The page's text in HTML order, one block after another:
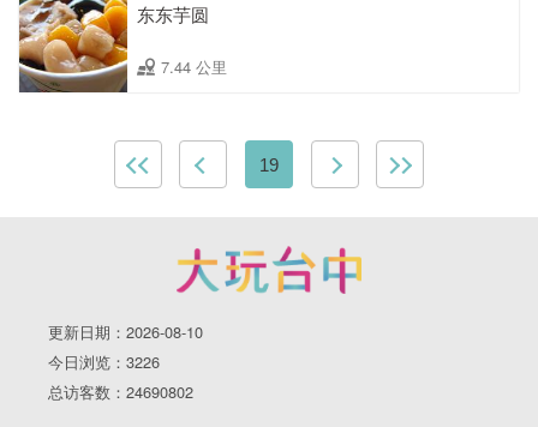
东东芋圆
7.44 公里
19
更新日期：2026-08-10
今日浏览：3226
总访客数：24690802